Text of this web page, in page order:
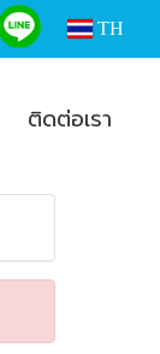
TH
ติดต่อเรา